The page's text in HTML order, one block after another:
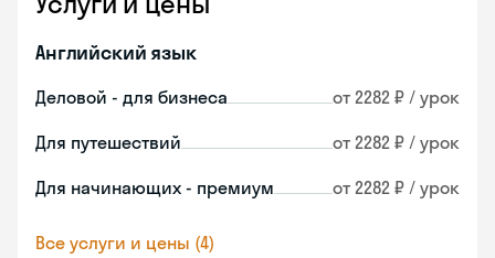
Английский язык
Деловой - для бизнеса от 2282 ₽ / урок
Для путешествий от 2282 ₽ / урок
Для начинающих - премиум от 2282 ₽ / урок
Все услуги и цены (4)